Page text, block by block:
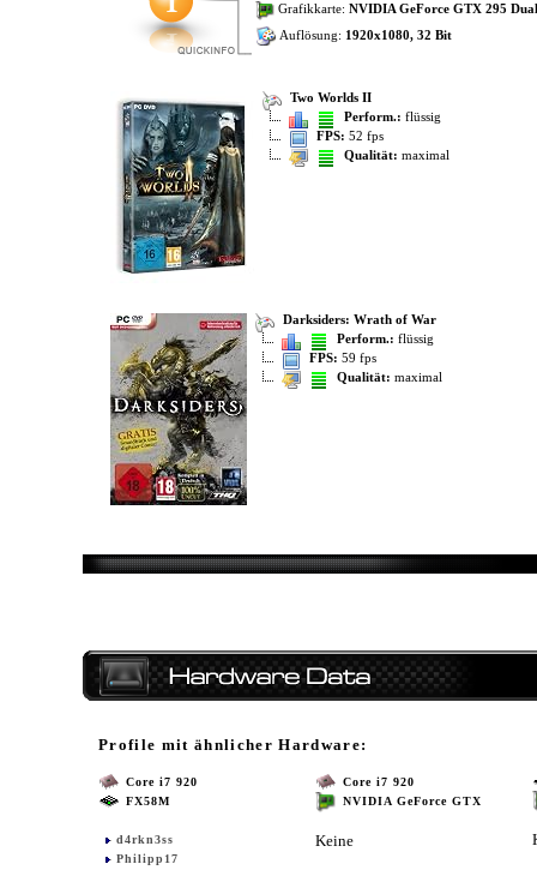
Grafikkarte: NVIDIA GeForce GTX 295 Dual
Auflösung: 1920x1080, 32 Bit
Two Worlds II
Perform.: flüssig
FPS: 52 fps
Qualität: maximal
Darksiders: Wrath of War
Perform.: flüssig
FPS: 59 fps
Qualität: maximal
Profile mit ähnlicher Hardware:
Core i7 920
FX58M
d4rkn3ss
Philipp17
Core i7 920
NVIDIA GeForce GTX
Keine